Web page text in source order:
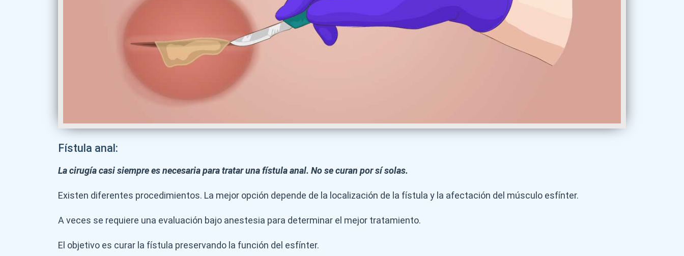
Fístula anal:
La cirugía casi siempre es necesaria para tratar una fístula anal. No se curan por sí solas.
Existen diferentes procedimientos. La mejor opción depende de la localización de la fístula y la afectación del músculo esfínter.
A veces se requiere una evaluación bajo anestesia para determinar el mejor tratamiento.
El objetivo es curar la fístula preservando la función del esfínter.